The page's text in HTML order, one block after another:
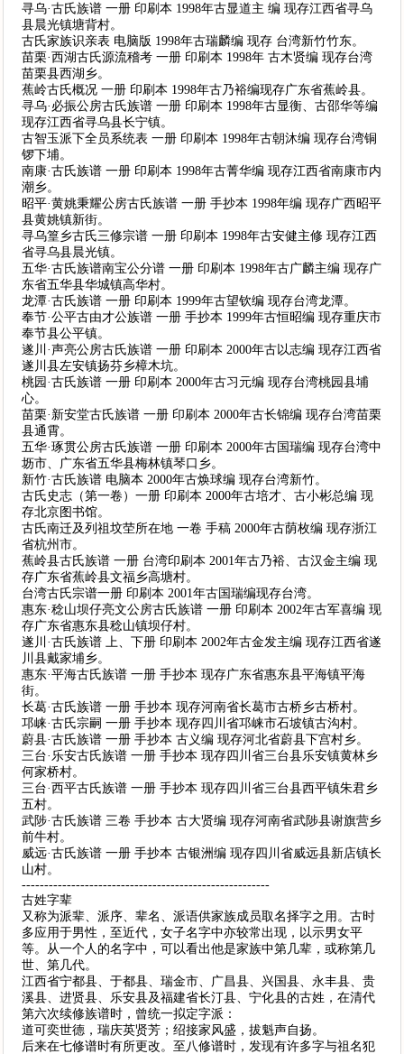
寻乌·古氏族谱 一册 印刷本 1998年古显道主 编 现存江西省寻乌
县晨光镇塘背村。
古氏家族识亲表 电脑版 1998年古瑞麟编 现存 台湾新竹竹东。
苗栗·西湖古氏源流稽考 一册 印刷本 1998年 古木贤编 现存台湾
苗栗县西湖乡。
蕉岭古氏概况 一册 印刷本 1998年古乃裕编现存广东省蕉岭县。
寻乌·必振公房古氏族谱 一册 印刷本 1998年古显衡、古邵华等编
现存江西省寻乌县长宁镇。
古智玉派下全员系统表 一册 印刷本 1998年古朝沐编 现存台湾铜
锣下埔。
南康·古氏族谱 一册 印刷本 1998年古菁华编 现存江西省南康市内
潮乡。
昭平·黄姚秉耀公房古氏族谱 一册 手抄本 1998年编 现存广西昭平
县黄姚镇新街。
寻乌篁乡古氏三修宗谱 一册 印刷本 1998年古安健主修 现存江西
省寻乌县晨光镇。
五华·古氏族谱南宝公分谱 一册 印刷本 1998年古广麟主编 现存广
东省五华县华城镇高华村。
龙潭·古氏族谱 一册 印刷本 1999年古望钦编 现存台湾龙潭。
奉节·公平古由才公族谱 一册 手抄本 1999年古恒昭编 现存重庆市
奉节县公平镇。
遂川·声亮公房古氏族谱 一册 印刷本 2000年古以志编 现存江西省
遂川县左安镇扬芬乡樟木坑。
桃园·古氏族谱 一册 印刷本 2000年古习元编 现存台湾桃园县埔
心。
苗栗·新安堂古氏族谱 一册 印刷本 2000年古长锦编 现存台湾苗栗
县通霄。
五华·琢贯公房古氏族谱 一册 印刷本 2000年古国瑞编 现存台湾中
坜市、广东省五华县梅林镇琴口乡。
新竹·古氏族谱 电脑本 2000年古焕球编 现存台湾新竹。
古氏史志（第一卷）一册 印刷本 2000年古培才、古小彬总编 现
存北京图书馆。
古氏南迁及列祖坟茔所在地 一卷 手稿 2000年古荫枚编 现存浙江
省杭州市。
蕉岭县古氏族谱 一册 台湾印刷本 2001年古乃裕、古汉金主编 现
存广东省蕉岭县文福乡高塘村。
台湾古氏宗谱一册 印刷本 2001年古国瑞编现存台湾。
惠东·稔山坝仔亮文公房古氏族谱 一册 印刷本 2002年古军喜编 现
存广东省惠东县稔山镇坝仔村。
遂川·古氏族谱 上、下册 印刷本 2002年古金发主编 现存江西省遂
川县戴家埔乡。
惠东·平海古氏族谱 一册 手抄本 现存广东省惠东县平海镇平海
街。
长葛·古氏族谱 一册 手抄本 现存河南省长葛市古桥乡古桥村。
邛崃·古氏宗嗣 一册 手抄本 现存四川省邛崃市石坡镇古沟村。
蔚县·古氏族谱 一册 手抄本 古义编 现存河北省蔚县下宫村乡。
三台·乐安古氏族谱 一册 手抄本 现存四川省三台县乐安镇黄林乡
何家桥村。
三台·西平古氏族谱 一册 手抄本 现存四川省三台县西平镇朱君乡
五村。
武陟·古氏族谱 三卷 手抄本 古大贤编 现存河南省武陟县谢旗营乡
前牛村。
威远·古氏族谱 一册 手抄本 古银洲编 现存四川省威远县新店镇长
山村。
-------------------------------------------------------
古姓字辈
又称为派辈、派序、辈名、派语供家族成员取名择字之用。古时
多应用于男性，至近代，女子名字中亦较常出现，以示男女平
等。从一个人的名字中，可以看出他是家族中第几辈，或称第几
世、第几代。
江西省宁都县、于都县、瑞金市、广昌县、兴国县、永丰县、贵
溪县、进贤县、乐安县及福建省长汀县、宁化县的古姓，在清代
第六次续修族谱时，曾统一拟定字派：
道可奕世德，瑞庆英贤芳；绍接家风盛，拔魁声自扬。
后来在七修谱时有所更改。至八修谱时，发现有许多字与祖名犯